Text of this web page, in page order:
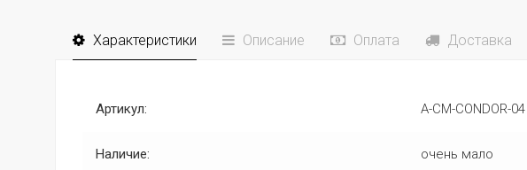
Характеристики Описание Оплата Доставка
Артикул: A-CM-CONDOR-04
Наличие: очень мало